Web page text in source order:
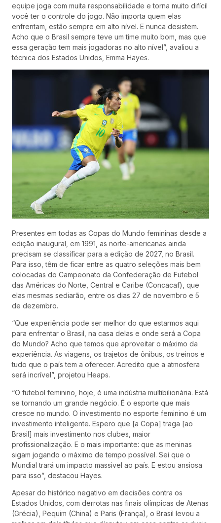
equipe joga com muita responsabilidade e torna muito difícil
você ter o controle do jogo. Não importa quem elas
enfrentam, estão sempre em alto nível. E nunca desistem.
Acho que o Brasil sempre teve um time muito bom, mas que
essa geração tem mais jogadoras no alto nível”, avaliou a
técnica dos Estados Unidos, Emma Hayes.
Presentes em todas as Copas do Mundo femininas desde a
edição inaugural, em 1991, as norte-americanas ainda
precisam se classificar para a edição de 2027, no Brasil.
Para isso, têm de ficar entre as quatro seleções mais bem
colocadas do Campeonato da Confederação de Futebol
das Américas do Norte, Central e Caribe (Concacaf), que
elas mesmas sediarão, entre os dias 27 de novembro e 5
de dezembro.
“Que experiência pode ser melhor do que estarmos aqui
para enfrentar o Brasil, na casa delas e onde será a Copa
do Mundo? Acho que temos que aproveitar o máximo da
experiência. As viagens, os trajetos de ônibus, os treinos e
tudo que o país tem a oferecer. Acredito que a atmosfera
será incrível”, projetou Heaps.
“O futebol feminino, hoje, é uma indústria multibilionária. Está
se tornando um grande negócio. É o esporte que mais
cresce no mundo. O investimento no esporte feminino é um
investimento inteligente. Espero que [a Copa] traga [ao
Brasil] mais investimento nos clubes, maior
profissionalização. E o mais importante: que as meninas
sigam jogando o máximo de tempo possível. Sei que o
Mundial trará um impacto massivel ao país. E estou ansiosa
para isso”, destacou Hayes.
Apesar do histórico negativo em decisões contra os
Estados Unidos, com derrotas nas finais olímpicas de Atenas
(Grécia), Pequim (China) e Paris (França), o Brasil levou a